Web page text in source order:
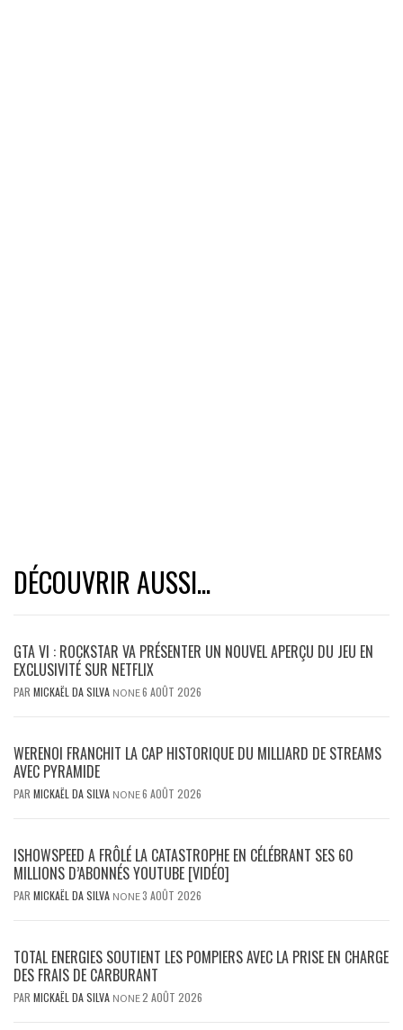
DÉCOUVRIR AUSSI...
GTA VI : ROCKSTAR VA PRÉSENTER UN NOUVEL APERÇU DU JEU EN
EXCLUSIVITÉ SUR NETFLIX
PAR MICKAËL DA SILVA NONE6 AOÛT 2026
WERENOI FRANCHIT LA CAP HISTORIQUE DU MILLIARD DE STREAMS
AVEC PYRAMIDE
PAR MICKAËL DA SILVA NONE6 AOÛT 2026
ISHOWSPEED A FRÔLÉ LA CATASTROPHE EN CÉLÉBRANT SES 60
MILLIONS D’ABONNÉS YOUTUBE [VIDÉO]
PAR MICKAËL DA SILVA NONE3 AOÛT 2026
TOTAL ENERGIES SOUTIENT LES POMPIERS AVEC LA PRISE EN CHARGE
DES FRAIS DE CARBURANT
PAR MICKAËL DA SILVA NONE2 AOÛT 2026